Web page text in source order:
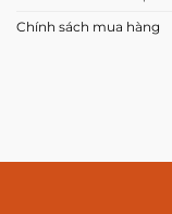
Chính sách mua hàng